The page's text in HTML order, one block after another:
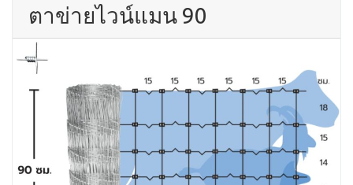
ตาข่ายไวน์แมน 90